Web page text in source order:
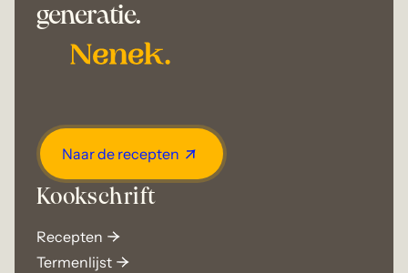
generatie.
Naar de recepten
Kookschrift
Recepten
Termenlijst